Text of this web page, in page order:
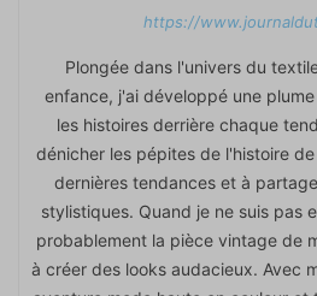
https://
Plongée dans l'univers du
enfance, j'ai développé une
les histoires derrière chaque
dénicher les pépites de l'histoire
dernières tendances et à
stylistiques. Quand je ne suis pas
probablement la pièce vintage de
à créer des looks audacieux. Avec